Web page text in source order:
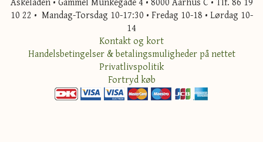
10 22 • Mandag-Torsdag 10-17:30 • Fredag 10-18 • Lørdag 10-
14
Kontakt og kort
Handelsbetingelser & betalingsmuligheder på nettet
Privatlivspolitik
Fortryd køb